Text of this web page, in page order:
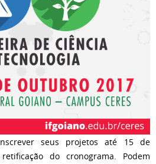
seus projetos até 15 de
do cronograma. Podem